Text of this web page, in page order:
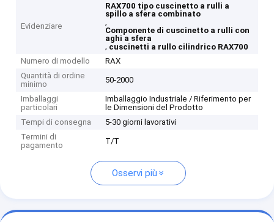
Evidenziare
RAX700 tipo cuscinetto a rulli a
spillo a sfera combinato
,
Componente di cuscinetto a rulli con
aghi a sfera
, cuscinetti a rullo cilindrico RAX700
Numero di modello
RAX
Quantità di ordine
minimo
50-2000
Imballaggi
particolari
Imballaggio Industriale / Riferimento per
le Dimensioni del Prodotto
Tempi di consegna
5-30 giorni lavorativi
Termini di
pagamento
T/T
Osservi più